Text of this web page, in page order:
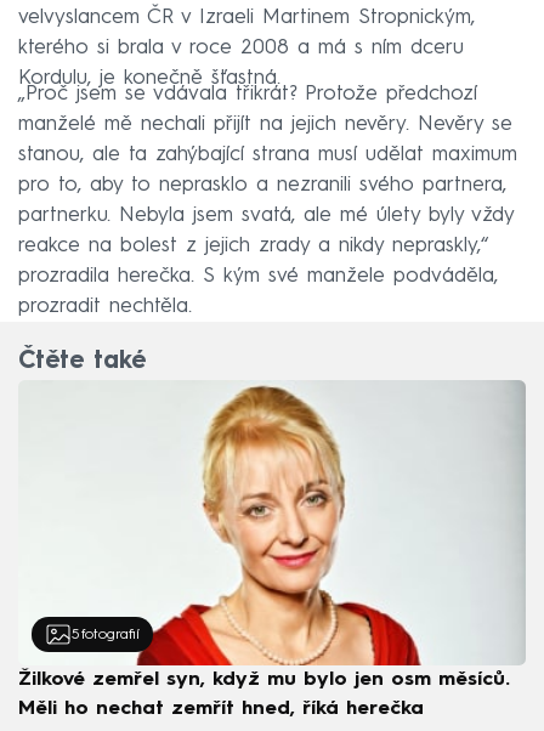
velvyslancem ČR v Izraeli Martinem Stropnickým,
kterého si brala v roce 2008 a má s ním dceru
Kordulu, je konečně šťastná.
„Proč jsem se vdávala třikrát? Protože předchozí
manželé mě nechali přijít na jejich nevěry. Nevěry se
stanou, ale ta zahýbající strana musí udělat maximum
pro to, aby to neprasklo a nezranili svého partnera,
partnerku. Nebyla jsem svatá, ale mé úlety byly vždy
reakce na bolest z jejich zrady a nikdy nepraskly,“
prozradila herečka. S kým své manžele podváděla,
prozradit nechtěla.
Čtěte také
5 fotografií
Žilkové zemřel syn, když mu bylo jen osm měsíců.
Měli ho nechat zemřít hned, říká herečka